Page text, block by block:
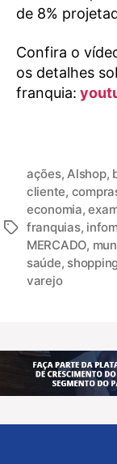
de 8%
Confira o
os detalhes
franquia:
ações,Alshop,
cliente,
economia,
franquias,
MERCADO,
saúde,
varejo